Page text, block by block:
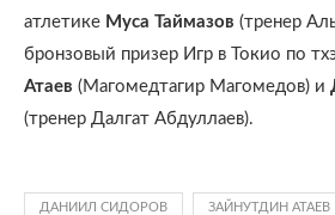
атлетике Муса Таймазов (тренер
бронзовый призер Игр в Токио по
Атаев (Магомедтагир Магомедов) и
(тренер Далгат Абдуллаев).
ДАНИИЛ СИДОРОВ ЗАЙНУТДИН АТАЕВ